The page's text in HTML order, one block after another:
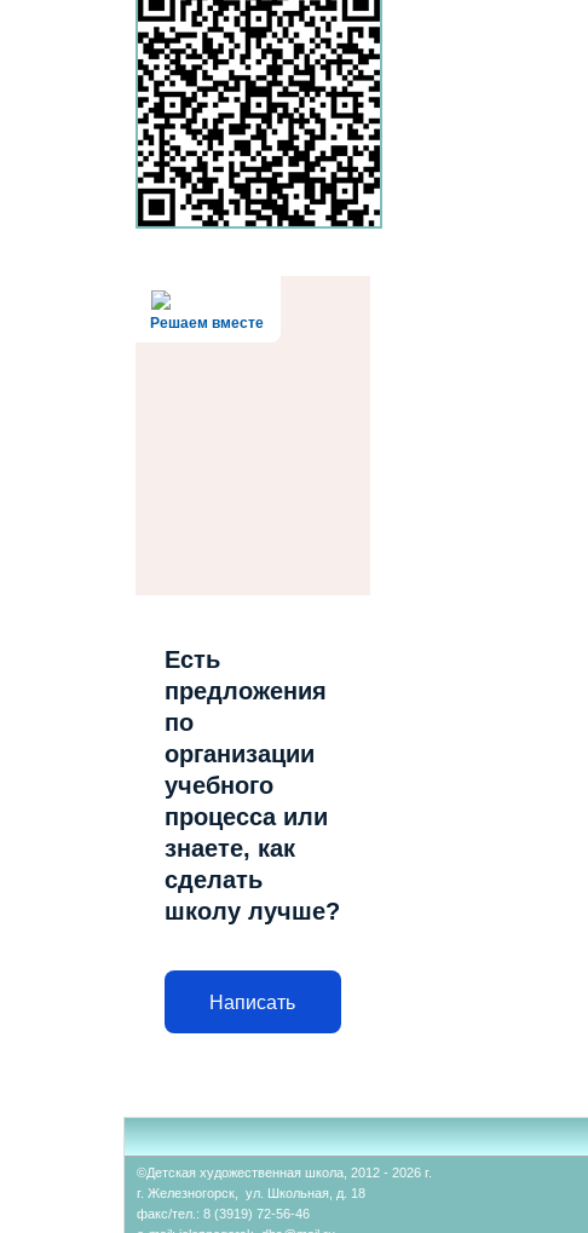
Решаем вместе
Есть
предложения
по
организации
учебного
процесса или
знаете, как
сделать
школу лучше?
Написать
©Детская художественная школа, 2012 - 2026 г.
г. Железногорск, ул. Школьная, д. 18
факс/тел.: 8 (3919) 72-56-46